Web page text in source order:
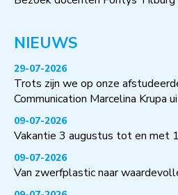
NIEUWS
29-07-2026
Trots zijn we op onze
Communication Marcelina Krupa
09-07-2026
Vakantie 3 augustus tot en met
09-07-2026
Van zwerfplastic naar